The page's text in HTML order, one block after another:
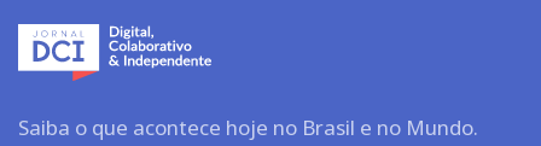
Saiba o que acontece hoje no Brasil e no Mundo.